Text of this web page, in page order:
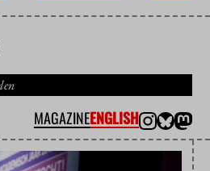
MAGAZINEENGLISH